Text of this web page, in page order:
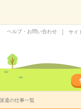
ヘルプ・お問い合わせ サイ
遣の仕事一覧